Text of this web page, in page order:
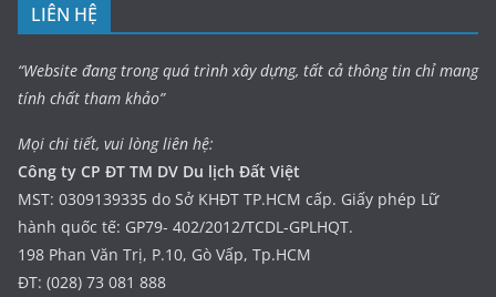
LIÊN HỆ
“Website đang trong quá trình xây dựng, tất cả thông tin chỉ mang
tính chất tham khảo”
Mọi chi tiết, vui lòng liên hệ:
Công ty CP ĐT TM DV Du lịch Đất Việt
MST: 0309139335 do Sở KHĐT TP.HCM cấp. Giấy phép Lữ
hành quốc tế: GP79- 402/2012/TCDL-GPLHQT.
198 Phan Văn Trị, P.10, Gò Vấp, Tp.HCM
ĐT: (028) 73 081 888